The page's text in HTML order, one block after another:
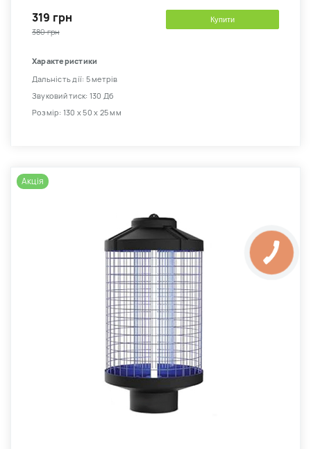
319 грн
380 грн
Купити
Характеристики
Дальність дії: 5 метрів
Звуковий тиск: 130 Дб
Розмір: 130 х 50 х 25 мм
Акція